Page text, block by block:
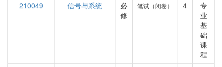
210049
信号与系统
必
修
笔试（闭卷） 4
专
业
基
础
课
程